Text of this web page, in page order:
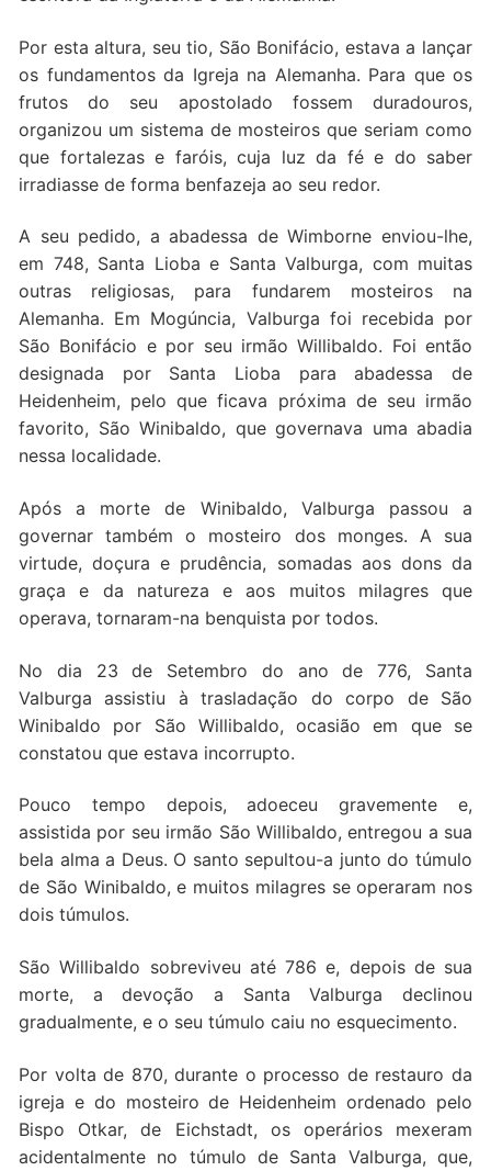
Por esta altura, seu tio, São Bonifácio, estava a lançar
os fundamentos da Igreja na Alemanha. Para que os
frutos do seu apostolado fossem duradouros,
organizou um sistema de mosteiros que seriam como
que fortalezas e faróis, cuja luz da fé e do saber
irradiasse de forma benfazeja ao seu redor.
A seu pedido, a abadessa de Wimborne enviou-lhe,
em 748, Santa Lioba e Santa Valburga, com muitas
outras religiosas, para fundarem mosteiros na
Alemanha. Em Mogúncia, Valburga foi recebida por
São Bonifácio e por seu irmão Willibaldo. Foi então
designada por Santa Lioba para abadessa de
Heidenheim, pelo que ficava próxima de seu irmão
favorito, São Winibaldo, que governava uma abadia
nessa localidade.
Após a morte de Winibaldo, Valburga passou a
governar também o mosteiro dos monges. A sua
virtude, doçura e prudência, somadas aos dons da
graça e da natureza e aos muitos milagres que
operava, tornaram-na benquista por todos.
No dia 23 de Setembro do ano de 776, Santa
Valburga assistiu à trasladação do corpo de São
Winibaldo por São Willibaldo, ocasião em que se
constatou que estava incorrupto.
Pouco tempo depois, adoeceu gravemente e,
assistida por seu irmão São Willibaldo, entregou a sua
bela alma a Deus. O santo sepultou-a junto do túmulo
de São Winibaldo, e muitos milagres se operaram nos
dois túmulos.
São Willibaldo sobreviveu até 786 e, depois de sua
morte, a devoção a Santa Valburga declinou
gradualmente, e o seu túmulo caiu no esquecimento.
Por volta de 870, durante o processo de restauro da
igreja e do mosteiro de Heidenheim ordenado pelo
Bispo Otkar, de Eichstadt, os operários mexeram
acidentalmente no túmulo de Santa Valburga, que,